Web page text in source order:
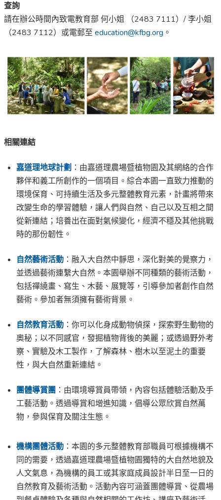
查詢
請在辦公時間內致電教育部 何小姐 （2483 7111）/ 李小姐
（2483 7112）或電郵至education@kfbg.org 。
相關連結
嘉道理地球計劃 ：由嘉道理農場暨植物園及其網絡的合作
夥伴和義工所創作的一個項目。綜合本園一直致力推動的
環境保育、可持續生活及多元整體教育元素，計畫將帶來
改變生命的學習體驗，讓人們與自然、自己以及互相之間
從新連結；培養出在面對氣候變化，經濟不穩及其他挑戰
時的那份韌性。
自然藝術活動 ：融入大自然中靜思，深化對美的覺察力，
並透過藝術連繫大自然。本園舉辦不同種類的藝術活動，
包括禪繞畫、寫生、木藝、展覽等，引導參加者創作自然
藝術。參加者無須擁有藝術背景。
自然教育活動 ：你可以化身成動物偵探，探索野生動物的
奧秘；以不同感官，發掘植物背後的美麗；或透過野外考
察、實驗及木工製作，了解森林、樹木以至泥土的重要
性，與大自然重新連結。
團體導賞團 ：由環境導賞員帶領，內容包括體驗活動及手
工藝活動。透過導賞和增進知識，倡導公眾欣賞自然萬
物，參與保育及關注生態。
機構團體活動 ：本園的多元整體教育部職員可根據機構不
同的需要，透過嘉道理農場暨植物園獨特的大自然地貌及
人文氣息，為機構的員工或其家庭成員設計半日至一日的
自然教育及藝術活動。活動內容可涵蓋團體導賞、從農場